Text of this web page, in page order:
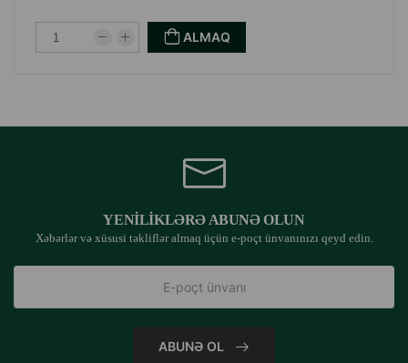
ALMAQ
YENILIKLƏRƏ ABUNƏ OLUN
Xəbərlər və xüsusi təkliflər almaq üçün e-poçt ünvanınızı qeyd edin.
ABUNƏ OL